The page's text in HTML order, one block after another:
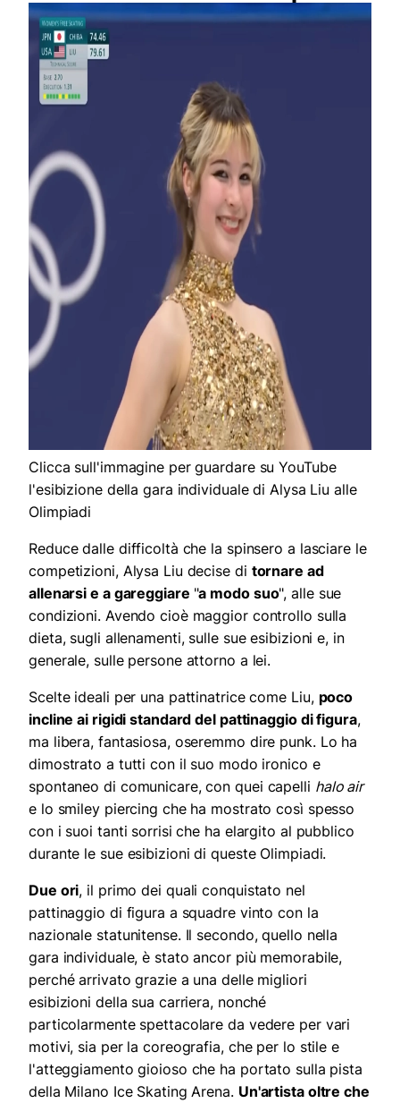
Clicca sull'immagine per guardare su YouTube
l'esibizione della gara individuale di Alysa Liu alle
Olimpiadi
Reduce dalle difficoltà che la spinsero a lasciare le
competizioni, Alysa Liu decise di tornare ad
allenarsi e a gareggiare "a modo suo", alle sue
condizioni. Avendo cioè maggior controllo sulla
dieta, sugli allenamenti, sulle sue esibizioni e, in
generale, sulle persone attorno a lei.
Scelte ideali per una pattinatrice come Liu, poco
incline ai rigidi standard del pattinaggio di figura,
ma libera, fantasiosa, oseremmo dire punk. Lo ha
dimostrato a tutti con il suo modo ironico e
spontaneo di comunicare, con quei capelli halo air
e lo smiley piercing che ha mostrato così spesso
con i suoi tanti sorrisi che ha elargito al pubblico
durante le sue esibizioni di queste Olimpiadi.
Due ori, il primo dei quali conquistato nel
pattinaggio di figura a squadre vinto con la
nazionale statunitense. Il secondo, quello nella
gara individuale, è stato ancor più memorabile,
perché arrivato grazie a una delle migliori
esibizioni della sua carriera, nonché
particolarmente spettacolare da vedere per vari
motivi, sia per la coreografia, che per lo stile e
l'atteggiamento gioioso che ha portato sulla pista
della Milano Ice Skating Arena. Un'artista oltre che